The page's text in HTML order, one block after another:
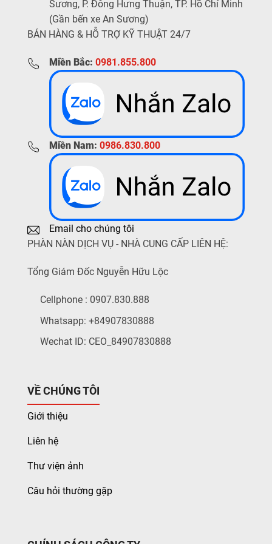
Sương, P. Đông Hưng Thuận, TP. Hồ Chí Minh
(Gần bến xe An Sương)
BÁN HÀNG & HỖ TRỢ KỸ THUẬT 24/7
Miền Bắc: 0981.855.800
Miền Nam: 0986.830.800
Email cho chúng tôi
PHÀN NÀN DỊCH VỤ - NHÀ CUNG CẤP LIÊN HỆ:
Tổng Giám Đốc Nguyễn Hữu Lộc
Cellphone : 0907.830.888
Whatsapp: +84907830888
Wechat ID: CEO_84907830888
VỀ CHÚNG TÔI
Giới thiệu
Liên hệ
Thư viện ảnh
Câu hỏi thường gặp